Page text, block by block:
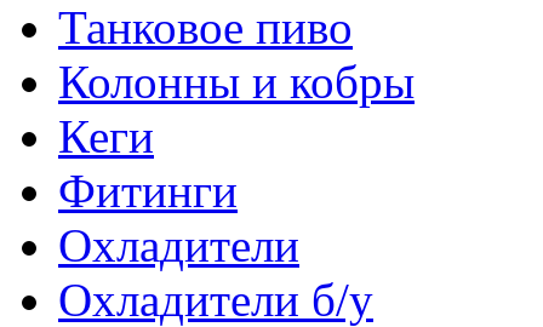
Танковое пиво
Колонны и кобры
Кеги
Фитинги
Охладители
Охладители б/у